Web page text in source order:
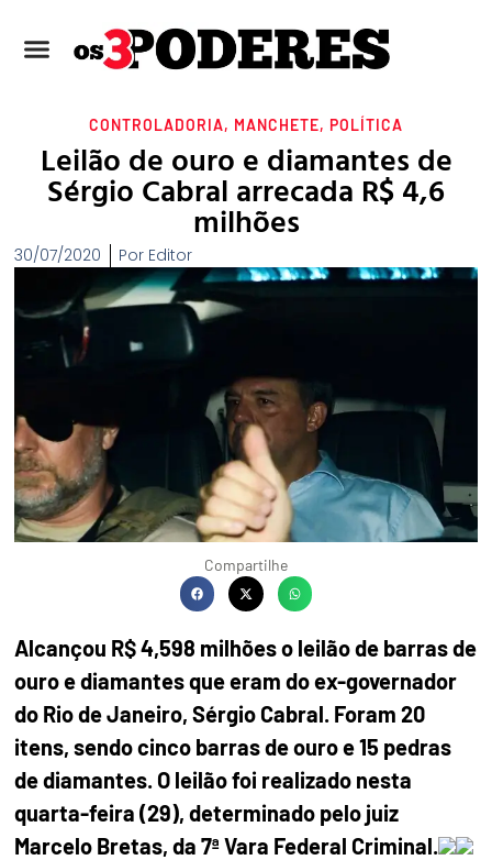
CONTROLADORIA, MANCHETE, POLÍTICA
Leilão de ouro e diamantes de
Sérgio Cabral arrecada R$ 4,6
milhões
30/07/2020 Por Editor
Compartilhe
Alcançou R$ 4,598 milhões o leilão de barras de
ouro e diamantes que eram do ex-governador
do Rio de Janeiro, Sérgio Cabral. Foram 20
itens, sendo cinco barras de ouro e 15 pedras
de diamantes. O leilão foi realizado nesta
quarta-feira (29), determinado pelo juiz
Marcelo Bretas, da 7ª Vara Federal Criminal.